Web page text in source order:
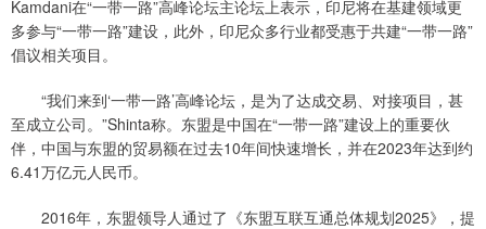
Kamdani在“一带一路”高峰论坛主论坛上表示，印尼将在基建领域更
多参与“一带一路”建设，此外，印尼众多行业都受惠于共建“一带一路”
倡议相关项目。
“我们来到‘一带一路’高峰论坛，是为了达成交易、对接项目，甚
至成立公司。”Shinta称。东盟是中国在“一带一路”建设上的重要伙
伴，中国与东盟的贸易额在过去10年间快速增长，并在2023年达到约
6.41万亿元人民币。
2016年，东盟领导人通过了《东盟互联互通总体规划2025》，提